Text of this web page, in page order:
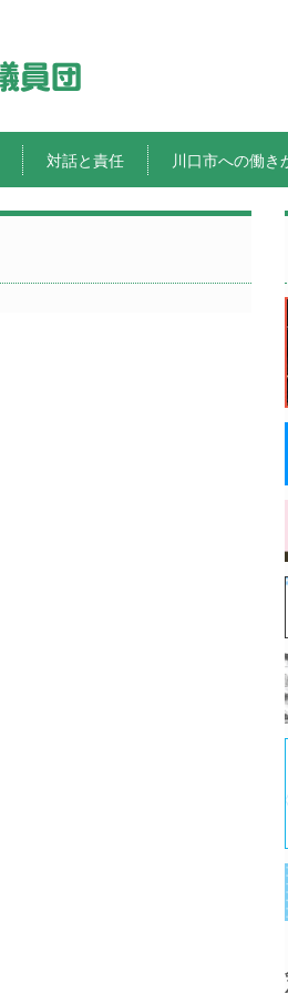
対話と責任 川口市への働き